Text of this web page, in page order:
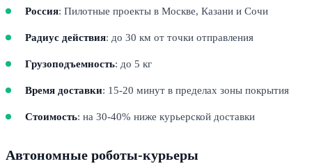
Россия: Пилотные проекты в Москве, Казани и Сочи
Радиус действия: до 30 км от точки отправления
Грузоподъемность: до 5 кг
Время доставки: 15-20 минут в пределах зоны покрытия
Стоимость: на 30-40% ниже курьерской доставки
Автономные роботы-курьеры